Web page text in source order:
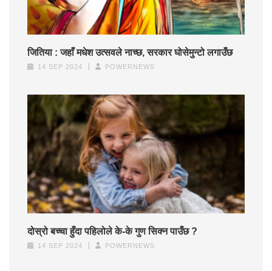
जितिया : जहाँ मधेश उत्सवले नाच्छ, सरकार घोसेमुन्टो लगाउँछ
14 SEP 2024 POWERNEWS
दोस्रो बच्चा हुँदा पहिलोले के-के गुण सिक्न पाउँछ ?
14 SEP 2024 POWERNEWS